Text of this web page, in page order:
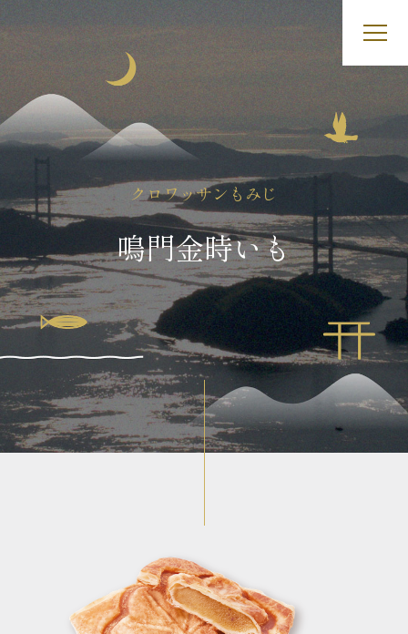
Skip
to
content
クロワッサンもみじ
鳴門金時いも